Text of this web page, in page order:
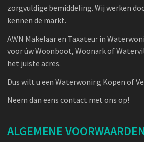
zorgvuldige bemiddeling. Wij werken
kennen de markt.
AWN Makelaar en Taxateur in
voor úw Woonboot, Woonark of
het juiste adres.
Dus wilt u een Waterwoning Kopen of
Neem dan eens contact met ons op!
ALGEMENE VOORWAARDEN